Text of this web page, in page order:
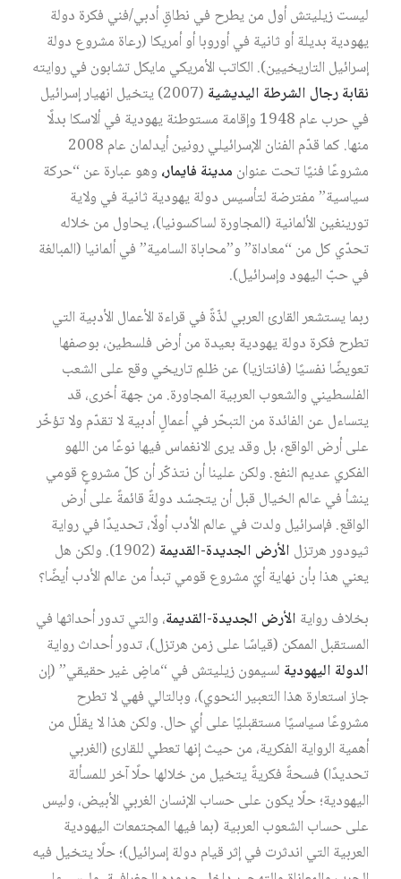
ليست زيليتش أول من يطرح في نطاقٍ أدبي/فني فكرة دولة
يهودية بديلة أو ثانية في أوروبا أو أمريكا (رعاة مشروع دولة
إسرائيل التاريخيين). الكاتب الأمريكي مايكل تشابون في روايته
نقابة رجال الشرطة اليديشية
(2007) يتخيل انهيار إسرائيل
في حرب عام 1948 وإقامة مستوطنة يهودية في ألاسكا بدلًا
منها. كما قدّم الفنان الإسرائيلي رونين أيدلمان عام 2008
مشروعًا فنيًا تحت عنوان مدينة فايمار، وهو عبارة عن “حركة
سياسية” مفترضة لتأسيس دولة يهودية ثانية في ولاية
تورينغين الألمانية (المجاورة لساكسونيا)، يحاول من خلاله
تحدّي كل من “معاداة” و”محاباة السامية” في ألمانيا (المبالغة
في حبّ اليهود وإسرائيل).
ربما يستشعر القارئ العربي لذّةً في قراءة الأعمال الأدبية التي
تطرح فكرة دولة يهودية بعيدة من أرض فلسطين، بوصفها
تعويضًا نفسيًا (فانتازيا) عن ظلمٍ تاريخي وقع على الشعب
الفلسطيني والشعوب العربية المجاورة. من جهة أخرى، قد
يتساءل عن الفائدة من التبحّر في أعمالٍ أدبية لا تقدّم ولا تؤخّر
على أرض الواقع، بل وقد يرى الانغماس فيها نوعًا من اللهو
الفكري عديم النفع. ولكن علينا أن نتذكّر أن كلّ مشروعٍ قومي
ينشأ في عالم الخيال قبل أن يتجسّد دولةً قائمةً على أرض
الواقع. فإسرائيل ولدت في عالم الأدب أولًا، تحديدًا في رواية
ثيودور هرتزل الأرض الجديدة-القديمة
(1902). ولكن هل
يعني هذا بأن نهاية أيّ مشروع قومي تبدأ من عالم الأدب أيضًا؟
بخلاف رواية الأرض الجديدة-القديمة، والتي تدور أحداثها في
المستقبل الممكن (قياسًا على زمن هرتزل)، تدور أحداث رواية
الدولة اليهودية لسيمون زيليتش في “ماضٍ غير حقيقي” (إن
جاز استعارة هذا التعبير النحوي)، وبالتالي فهي لا تطرح
مشروعًا سياسيًا مستقبليًا على أي حال. ولكن هذا لا يقلّل من
أهمية الرواية الفكرية، من حيث إنها تعطي للقارئ (الغربي
تحديدًا) فسحةً فكريةً يتخيل من خلالها حلًا آخر للمسألة
اليهودية؛ حلًا يكون على حساب الإنسان الغربي الأبيض، وليس
على حساب الشعوب العربية (بما فيها المجتمعات اليهودية
العربية التي اندثرت في إثر قيام دولة إسرائيل)؛ حلًا يتخيل فيه